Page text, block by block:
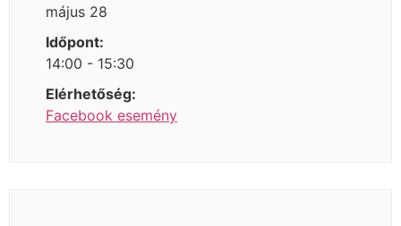
május 28
Időpont:
14:00 - 15:30
Elérhetőség:
Facebook esemény